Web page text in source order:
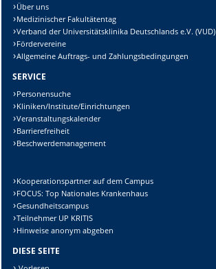
Über uns
Medizinischer Fakultätentag
Verband der Universitätsklinika Deutschlands e.V. (VUD)
Fördervereine
Allgemeine Auftrags- und Zahlungsbedingungen
SERVICE
Personensuche
Kliniken/Institute/Einrichtungen
Veranstaltungskalender
Barrierefreiheit
Beschwerdemanagement
Kooperationspartner auf dem Campus
FOCUS: Top Nationales Krankenhaus
Gesundheitscampus
Teilnehmer UP KRITIS
Hinweise anonym abgeben
DIESE SEITE